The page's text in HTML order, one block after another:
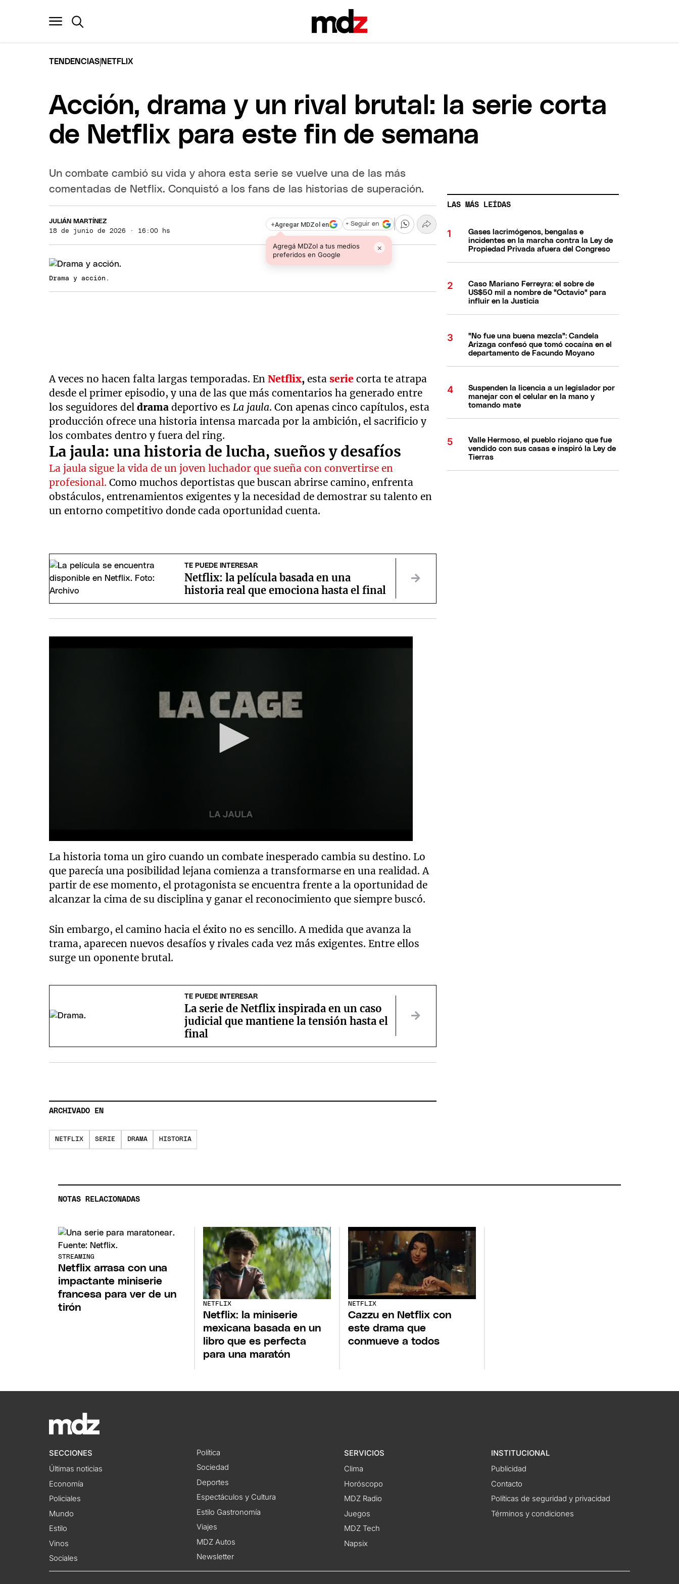
TENDENCIAS NETFLIX
Acción, drama y un rival brutal: la serie corta
de Netflix para este fin de semana
Un combate cambió su vida y ahora esta serie se vuelve una de las más
comentadas de Netflix. Conquistó a los fans de las historias de superación.
JULIÁN MARTÍNEZ
18 de junio de 2026 · 16:00 hs
+Agregar MDZol en
Agregá MDZol a tus medios
preferidos en Google
×
+ Seguir en
Drama y acción.
A veces no hacen falta largas temporadas. EnNetflix,estaseriecorta te atrapa
desde el primer episodio, y una de las que más comentarios ha generado entre
los seguidores deldramadeportivo esLa jaula. Con apenas cinco capítulos, esta
producción ofrece una historia intensa marcada por la ambición, el sacrificio y
los combates dentro y fuera del ring.
La jaula: una historia de lucha, sueños y desafíos
La jaula sigue la vida de un joven luchador que sueña con convertirse en
profesional. Como muchos deportistas que buscan abrirse camino, enfrenta
obstáculos, entrenamientos exigentes y la necesidad de demostrar su talento en
un entorno competitivo donde cada oportunidad cuenta.
TE PUEDE INTERESAR
Netflix: la película basada en una
historia real que emociona hasta el final
La historia toma un giro cuando un combate inesperado cambia su destino. Lo
que parecía una posibilidad lejana comienza a transformarse en una realidad. A
partir de ese momento, el protagonista se encuentra frente a la oportunidad de
alcanzar la cima de su disciplina y ganar el reconocimiento que siempre buscó.
Sin embargo, el camino hacia el éxito no es sencillo. A medida que avanza la
trama, aparecen nuevos desafíos y rivales cada vez más exigentes. Entre ellos
surge un oponente brutal.
TE PUEDE INTERESAR
La serie de Netflix inspirada en un caso
judicial que mantiene la tensión hasta el
final
ARCHIVADO EN
NETFLIX SERIE DRAMA HISTORIA
LAS MÁS LEÍDAS
Gases lacrimógenos, bengalas e
incidentes en la marcha contra la Ley de
Propiedad Privada afuera del Congreso
Caso Mariano Ferreyra: el sobre de
US$50 mil a nombre de "Octavio" para
influir en la Justicia
"No fue una buena mezcla": Candela
Arizaga confesó que tomó cocaína en el
departamento de Facundo Moyano
Suspenden la licencia a un legislador por
manejar con el celular en la mano y
tomando mate
Valle Hermoso, el pueblo riojano que fue
vendido con sus casas e inspiró la Ley de
Tierras
NOTAS RELACIONADAS
STREAMING
Netflix arrasa con una
impactante miniserie
francesa para ver de un
tirón
NETFLIX
Netflix: la miniserie
mexicana basada en un
libro que es perfecta
para una maratón
NETFLIX
Cazzu en Netflix con
este drama que
conmueve a todos
SECCIONES
Últimas noticias
Economía
Policiales
Mundo
Estilo
Vinos
Sociales
Política
Sociedad
Deportes
Espectáculos y Cultura
Estilo Gastronomía
Viajes
MDZ Autos
Newsletter
SERVICIOS
Clima
Horóscopo
MDZ Radio
Juegos
MDZ Tech
Napsix
INSTITUCIONAL
Publicidad
Contacto
Políticas de seguridad y privacidad
Términos y condiciones